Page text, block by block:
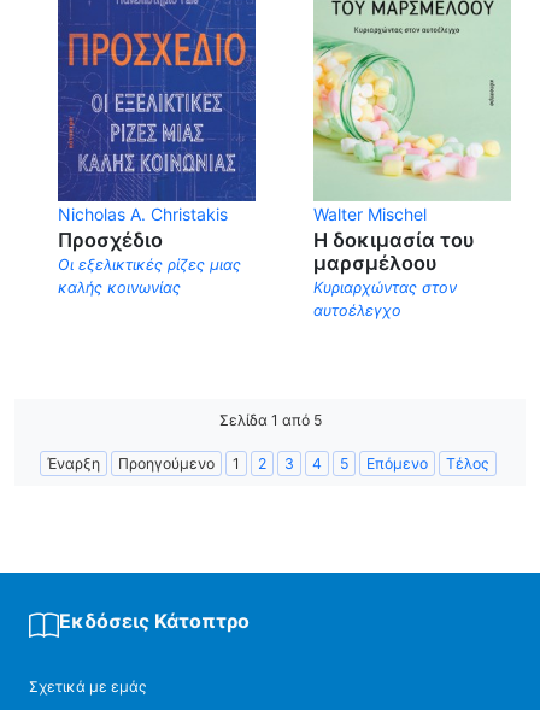
Nicholas Α. Christakis
Προσχέδιο
Οι εξελικτικές ρίζες μιας
καλής κοινωνίας
Walter Mischel
Η δοκιμασία του
μαρσμέλοου
Κυριαρχώντας στον
αυτοέλεγχο
Σελίδα 1 από 5
Έναρξη Προηγούμενο 1 2 3 4 5 Επόμενο Τέλος
Εκδόσεις Κάτοπτρο
Σχετικά με εμάς